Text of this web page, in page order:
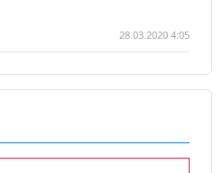
28.03.2020 4:05